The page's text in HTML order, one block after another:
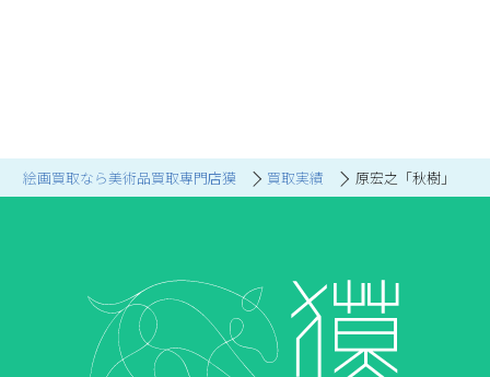
絵画買取なら美術品買取専門店獏 買取実績 原宏之「秋樹」